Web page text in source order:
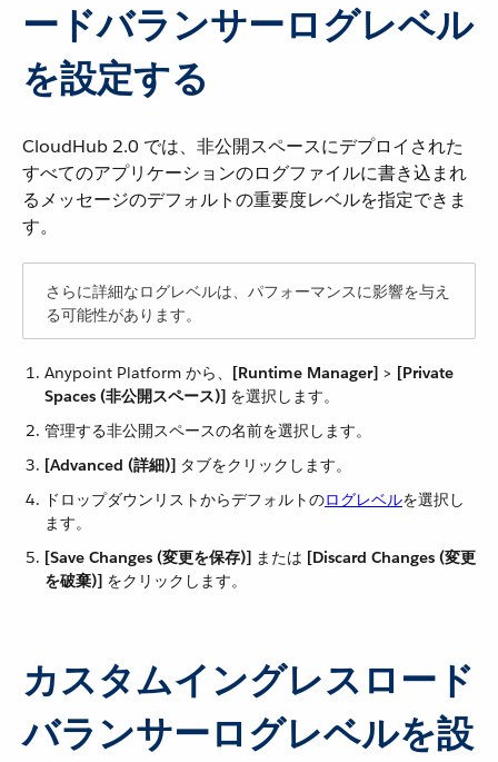
ードバランサーログレベル
を設定する
CloudHub 2.0 では、非公開スペースにデプロイされた
すべてのアプリケーションのログファイルに書き込まれ
るメッセージのデフォルトの重要度レベルを指定できま
す。
さらに詳細なログレベルは、パフォーマンスに影響を与え
る可能性があります。
Anypoint Platform から、​ [Runtime Manager] ​ > ​ [Private
Spaces (非公開スペース)] ​ を選択します。
管理する非公開スペースの名前を選択します。
[Advanced (詳細)] ​ タブをクリックします。
ドロップダウンリストからデフォルトの​ログレベル​を選択し
ます。
[Save Changes (変更を保存)] ​ または ​ [Discard Changes (変更
を破棄)] ​ をクリックします。
カスタムイングレスロード
バランサーログレベルを設